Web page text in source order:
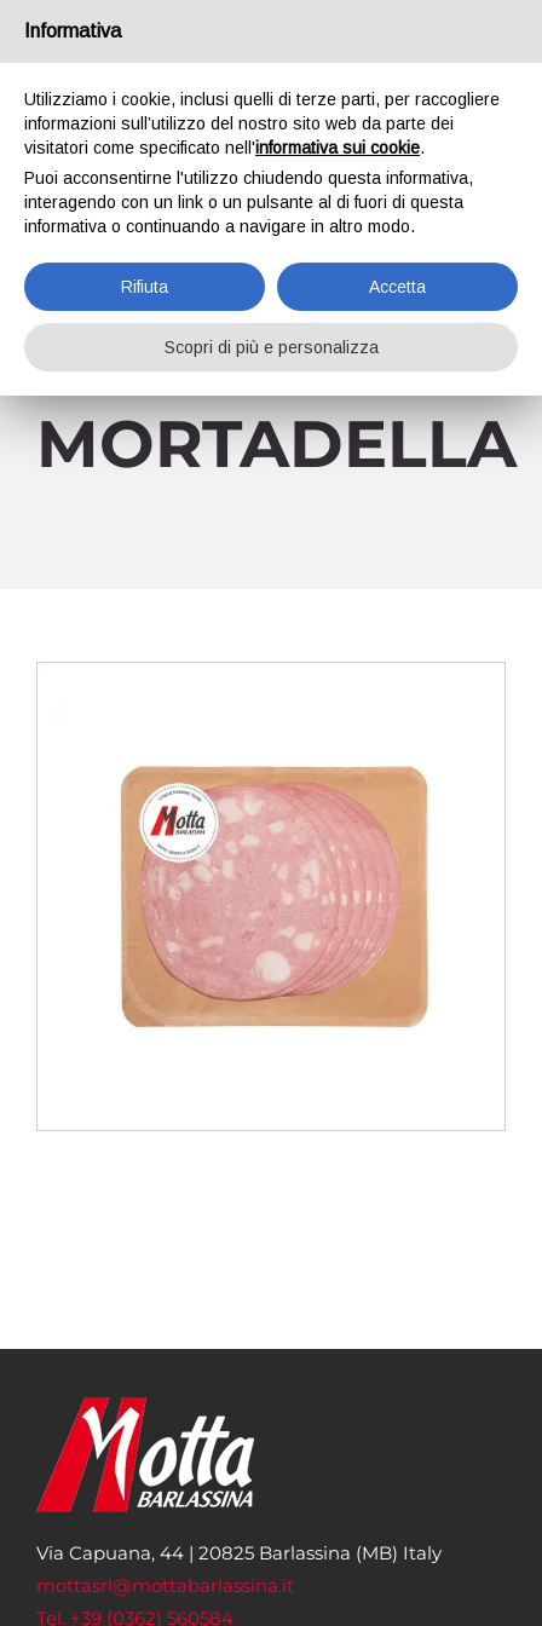
FacebookYouTube
MORTADELLA
Via Capuana, 44 | 20825 Barlassina (MB) Italy
mottasrl@mottabarlassina.it
Tel. +39 (0362) 560584
Informativa
Utilizziamo i cookie, inclusi quelli di terze parti, per raccogliere
informazioni sull’utilizzo del nostro sito web da parte dei
visitatori come specificato nell'informativa sui cookie.
Puoi acconsentirne l'utilizzo chiudendo questa informativa,
interagendo con un link o un pulsante al di fuori di questa
informativa o continuando a navigare in altro modo.
Rifiuta Accetta
Scopri di più e personalizza